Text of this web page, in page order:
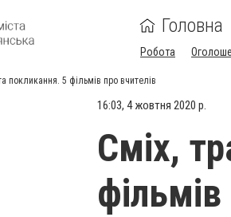
Головна
Робота
покликання. 5 фільмів про вчителів
16:03, 4 жовтня 2020 р.
Сміх,